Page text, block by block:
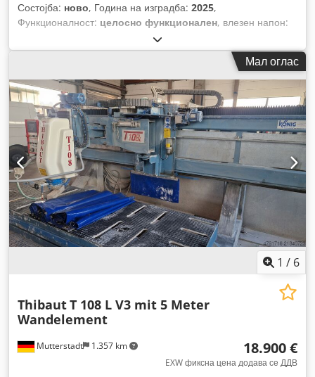
Состојба: ново, Година на изградба: 2025,
Функционалност: целосно функционален, влезен напон:
3.000 мм
моќност на ласерот:1.500 W, Опрема:документација /
Мал оглас
1 / 6
Mutterstadt 1.357 km
ThibautT 108 L V3 mit 5 Meter
Wandelement
18.900 €
EXW фиксна цена додава се ДДВ